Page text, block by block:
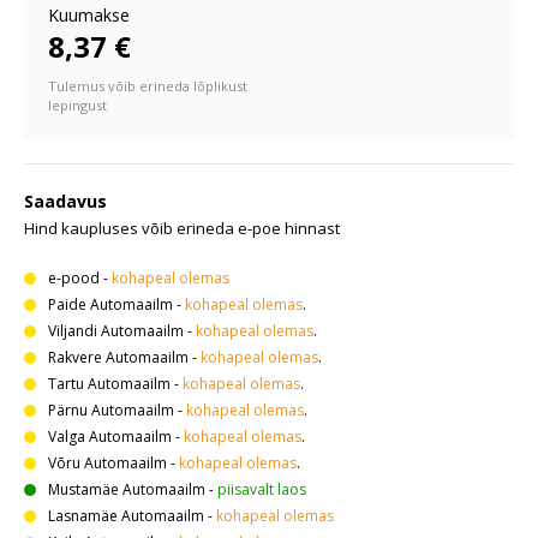
Kuumakse
8,37 €
Tulemus võib erineda lõplikust
lepingust
Saadavus
Hind kaupluses võib erineda e-poe hinnast
e-pood - kohapeal olemas
Paide Automaailm - kohapeal olemas.
Viljandi Automaailm - kohapeal olemas.
Rakvere Automaailm - kohapeal olemas.
Tartu Automaailm - kohapeal olemas.
Pärnu Automaailm - kohapeal olemas.
Valga Automaailm - kohapeal olemas.
Võru Automaailm - kohapeal olemas.
Mustamäe Automaailm -piisavalt laos
Lasnamäe Automaailm - kohapeal olemas